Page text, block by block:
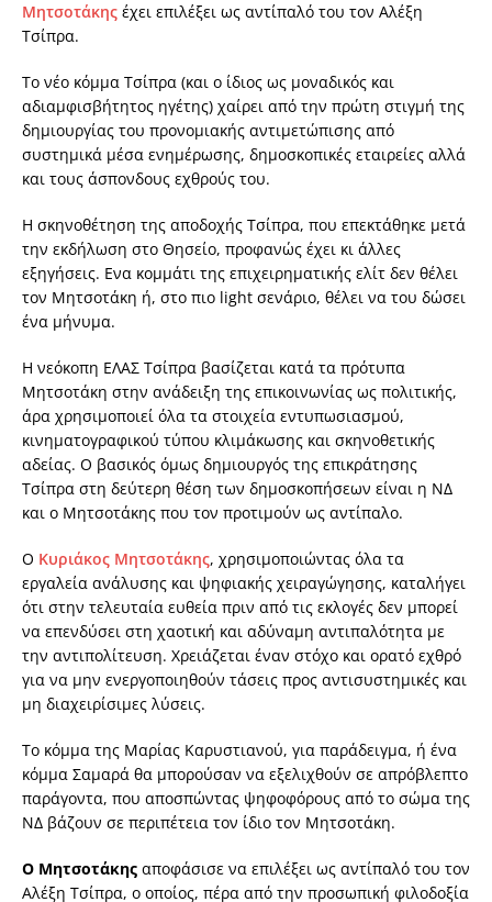
Μητσοτάκης έχει επιλέξει ως αντίπαλό του τον Αλέξη
Τσίπρα.
Το νέο κόµµα Τσίπρα (και ο ίδιος ως µοναδικός και
αδιαµφισβήτητος ηγέτης) χαίρει από την πρώτη στιγµή της
δηµιουργίας του προνοµιακής αντιµετώπισης από
συστηµικά µέσα ενηµέρωσης, δηµοσκοπικές εταιρείες αλλά
και τους άσπονδους εχθρούς του.
Η σκηνοθέτηση της αποδοχής Τσίπρα, που επεκτάθηκε µετά
την εκδήλωση στο Θησείο, προφανώς έχει κι άλλες
εξηγήσεις. Ενα κοµµάτι της επιχειρηµατικής ελίτ δεν θέλει
τον Μητσοτάκη ή, στο πιο light σενάριο, θέλει να του δώσει
ένα µήνυµα.
Η νεόκοπη ΕΛΑΣ Τσίπρα βασίζεται κατά τα πρότυπα
Μητσοτάκη στην ανάδειξη της επικοινωνίας ως πολιτικής,
άρα χρησιµοποιεί όλα τα στοιχεία εντυπωσιασµού,
κινηµατογραφικού τύπου κλιµάκωσης και σκηνοθετικής
αδείας. Ο βασικός όµως δηµιουργός της επικράτησης
Τσίπρα στη δεύτερη θέση των δηµοσκοπήσεων είναι η Ν∆
και ο Μητσοτάκης που τον προτιµούν ως αντίπαλο.
Ο Κυριάκος Μητσοτάκης, χρησιµοποιώντας όλα τα
εργαλεία ανάλυσης και ψηφιακής χειραγώγησης, καταλήγει
ότι στην τελευταία ευθεία πριν από τις εκλογές δεν µπορεί
να επενδύσει στη χαοτική και αδύναµη αντιπαλότητα µε
την αντιπολίτευση. Χρειάζεται έναν στόχο και ορατό εχθρό
για να µην ενεργοποιηθούν τάσεις προς αντισυστηµικές και
µη διαχειρίσιµες λύσεις.
Το κόµµα της Μαρίας Καρυστιανού, για παράδειγµα, ή ένα
κόµµα Σαµαρά θα µπορούσαν να εξελιχθούν σε απρόβλεπτο
παράγοντα, που αποσπώντας ψηφοφόρους από το σώµα της
Ν∆ βάζουν σε περιπέτεια τον ίδιο τον Μητσοτάκη.
Ο Μητσοτάκης αποφάσισε να επιλέξει ως αντίπαλό του τον
Αλέξη Τσίπρα, ο οποίος, πέρα από την προσωπική φιλοδοξία